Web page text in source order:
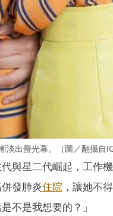
淡出螢光幕。（圖／翻攝自IG
與星二代崛起，工作
發肺炎住院 ，讓她不
不是我想要的？」